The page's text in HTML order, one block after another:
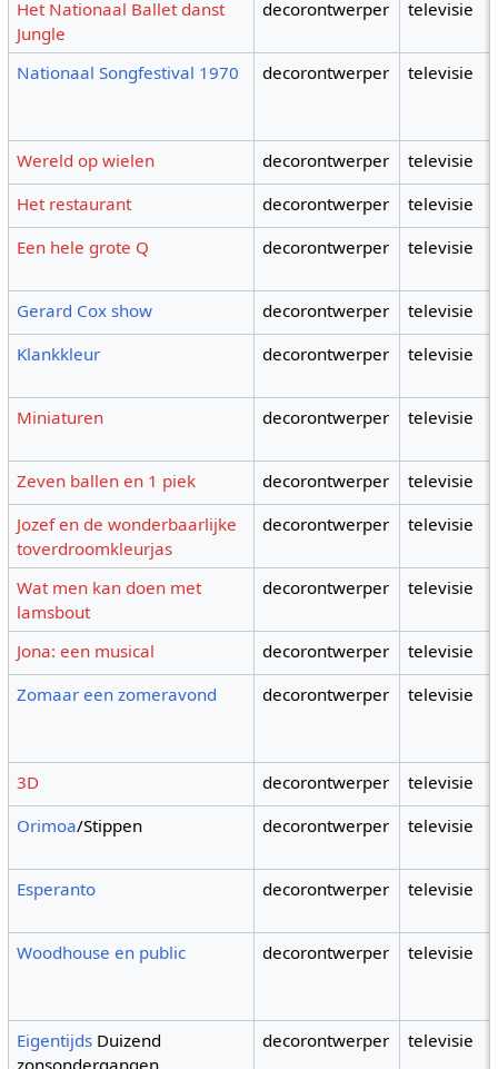
Het Nationaal Ballet danst
Jungle
decorontwerper televisie
Nationaal Songfestival 1970 decorontwerper televisie
Wereld op wielen decorontwerper
televisie
Het restaurant
decorontwerper
televisie
Een hele grote Q
decorontwerper televisie
Gerard Cox show decorontwerper
televisie
Klankkleur
decorontwerper televisie
Miniaturen decorontwerper televisie
Zeven ballen en 1 piek decorontwerper
televisie
Jozef en de wonderbaarlijke
toverdroomkleurjas
decorontwerper televisie
Wat men kan doen met
lamsbout
decorontwerper televisie
Jona: een musical decorontwerper
televisie
Zomaar een zomeravond
decorontwerper televisie
3D decorontwerper
televisie
Orimoa/Stippen decorontwerper televisie
Esperanto decorontwerper televisie
Woodhouse en public decorontwerper televisie
Eigentijds Duizend
decorontwerper televisie